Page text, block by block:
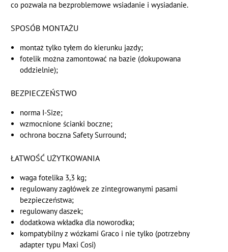
co pozwala na bezproblemowe wsiadanie i wysiadanie.
SPOSÓB MONTAŻU
montaż tylko tyłem do kierunku jazdy;
fotelik można zamontować na bazie (dokupowana
oddzielnie);
BEZPIECZEŃSTWO
norma I-Size;
wzmocnione ścianki boczne;
ochrona boczna Safety Surround;
ŁATWOŚĆ UŻYTKOWANIA
waga fotelika 3,3 kg;
regulowany zagłówek ze zintegrowanymi pasami
bezpieczeństwa;
regulowany daszek;
dodatkowa wkładka dla noworodka;
kompatybilny z wózkami Graco i nie tylko (potrzebny
adapter typu Maxi Cosi)